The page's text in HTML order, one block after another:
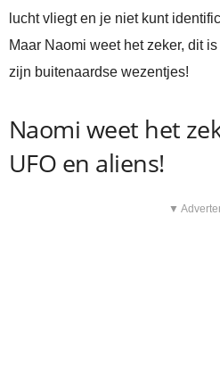
lucht vliegt en je niet kunt
Maar Naomi weet het zeker, dit
zijn buitenaardse wezentjes!
Naomi weet het
UFO en aliens!
▼